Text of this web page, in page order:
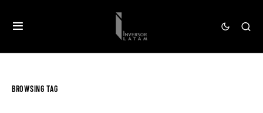
BROWSING TAG